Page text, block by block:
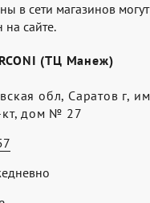
в сети магазинов могут
на сайте.
(ТЦ Манеж)
обл, Саратов г, им
дом № 27